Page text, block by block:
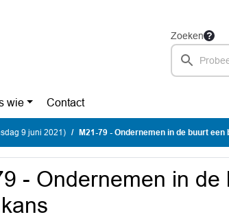
Zoeken
wie Contact
9 juni 2021) M21-79 - Ondernemen in de buurt een
- Ondernemen in de